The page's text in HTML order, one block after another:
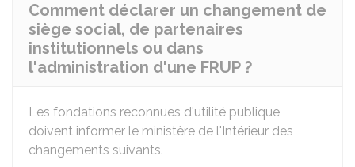
Comment déclarer un changement de
siège social, de partenaires
institutionnels ou dans
l'administration d'une FRUP ?
Les fondations reconnues d'utilité publique
doivent informer le ministère de l'Intérieur des
changements suivants.